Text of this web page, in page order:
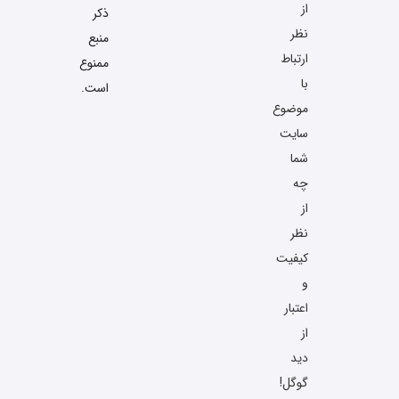
از
نظر
ارتباط
با
موضوع
سایت
شما
چه
از
نظر
کیفیت
و
اعتبار
از
دید
گوگل!
ذکر
منبع
ممنوع
است.